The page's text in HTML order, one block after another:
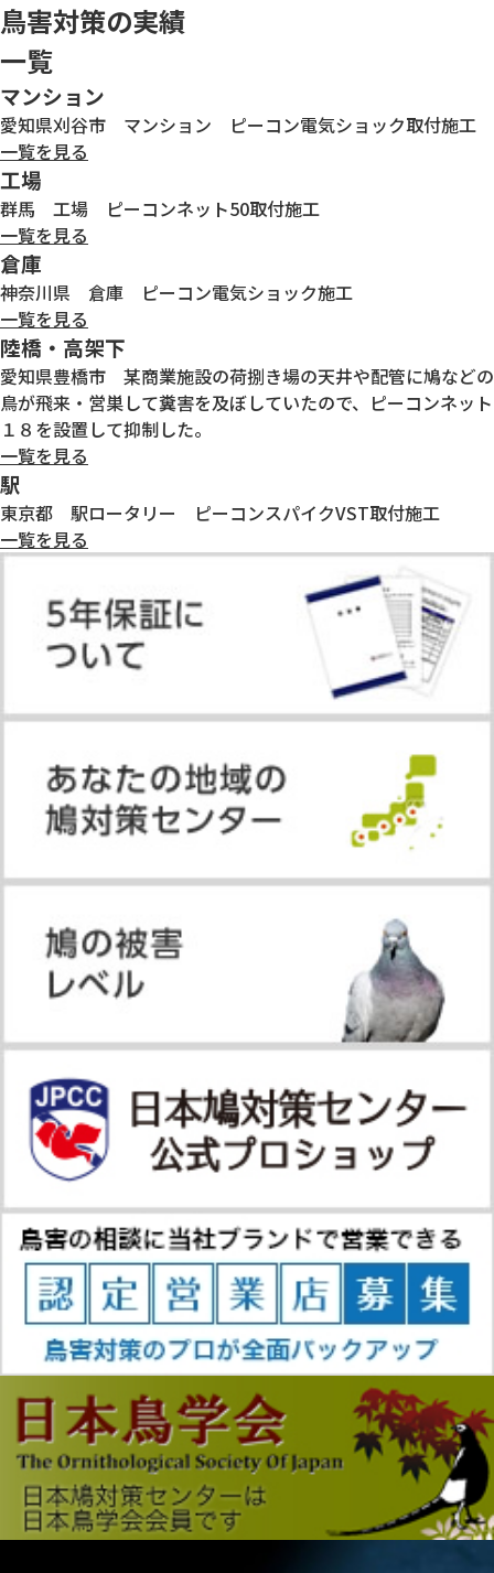
鳥害対策の実績
一覧
マンション
愛知県刈谷市 マンション ピーコン電気ショック取付施工
一覧を見る
工場
群馬 工場 ピーコンネット50取付施工
一覧を見る
倉庫
神奈川県 倉庫 ピーコン電気ショック施工
一覧を見る
陸橋・高架下
愛知県豊橋市 某商業施設の荷捌き場の天井や配管に鳩などの
鳥が飛来・営巣して糞害を及ぼしていたので、ピーコンネット
１８を設置して抑制した。
一覧を見る
駅
東京都 駅ロータリー ピーコンスパイクVST取付施工
一覧を見る